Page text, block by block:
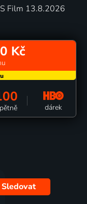
Film 13.8.2026
Kč
dárek
Sledovat